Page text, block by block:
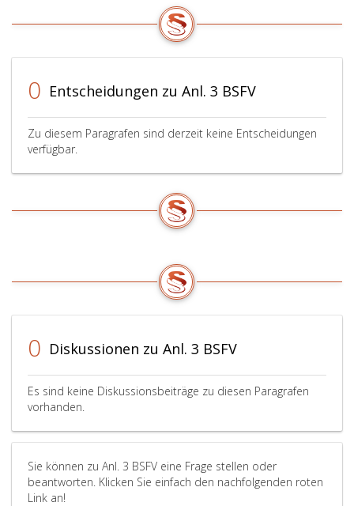
0 Entscheidungen zu Anl. 3 BSFV
Zu diesem Paragrafen sind derzeit keine Entscheidungen
verfügbar.
0 Diskussionen zu Anl. 3 BSFV
Es sind keine Diskussionsbeiträge zu diesen Paragrafen
vorhanden.
Sie können zu Anl. 3 BSFV eine Frage stellen oder
beantworten. Klicken Sie einfach den nachfolgenden roten
Link an!